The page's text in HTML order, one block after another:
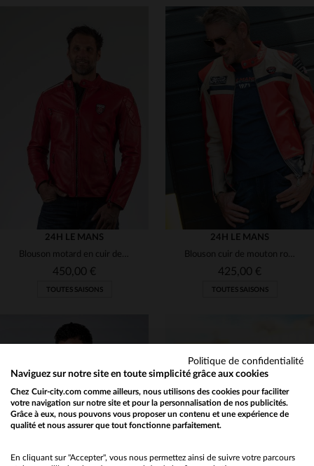
TAILLES DISPONIBLES TAILLES DISPONIBLES
TAILLES DISPONIBLES
2XL 3XL
24H LE MANS
Blouson motard en cuir de mouton rouge, inspiré des 24h du Mans.
450,00 €
TOUTES SAISONS
TAILLES DISPONIBLES
2XL
24H LE MANS
Blouson cuir de mouton rouge/off-white, hommage aux 24h du Mans 1966.
425,00 €
TOUTES SAISONS
Would you like to be redirected to our English site?
No
Politique de confidentialité
Naviguez sur notre site en toute simplicité grâce aux cookies
Chez Cuir-city.com comme ailleurs, nous utilisons des cookies pour faciliter
votre navigation sur notre site et pour la personnalisation de nos publicités.
Grâce à eux, nous pouvons vous proposer un contenu et une expérience de
qualité et nous assurer que tout fonctionne parfaitement.
En cliquant sur "Accepter", vous nous permettez ainsi de suivre votre parcours